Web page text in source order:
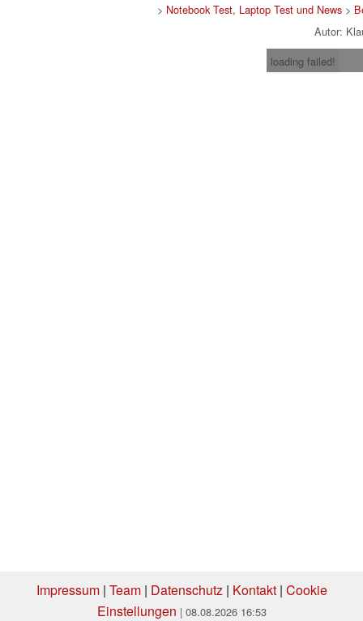
> Notebook Test, Laptop Test und News >
Autor:
loading failed!
Impressum| Team| Datenschutz| Kontakt| Cookie
Einstellungen | 08.08.2026 16:53